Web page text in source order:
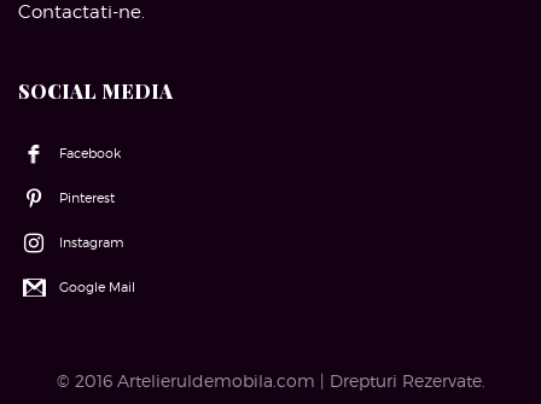
Contactati-ne.
SOCIAL MEDIA
Facebook
Pinterest
Instagram
Google Mail
© 2016 Artelieruldemobila.com | Drepturi Rezervate.